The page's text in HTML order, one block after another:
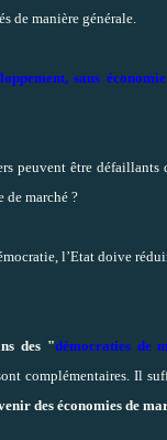
de manière générale.
sans
peuvent être
de marché ?
l’Etat doive
des "démocraties de
complémentaires. Il
des économies de